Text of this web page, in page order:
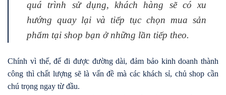
quá trình sử dụng, khách hàng sẽ có xu
hướng quay lại và tiếp tục chọn mua sản
phẩm tại shop bạn ở những lần tiếp theo.
Chính vì thế, để đi được đường dài, đảm bảo kinh doanh thành
công thì chất lượng sẽ là vấn đề mà các khách sỉ, chủ shop cần
chú trọng ngay từ đầu.